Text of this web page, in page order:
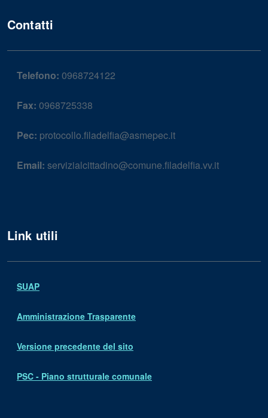
Contatti
Telefono: 0968724122
Fax: 0968725338
Pec: protocollo.filadelfia@asmepec.it
Email: servizialcittadino@comune.filadelfia.vv.it
Link utili
SUAP
Amministrazione Trasparente
Versione precedente del sito
PSC - Piano strutturale comunale